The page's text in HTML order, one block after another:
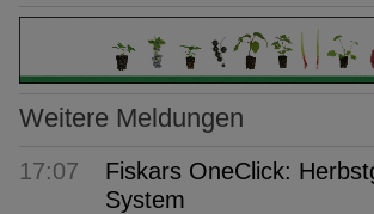
Weitere Meldungen
17:07
Fiskars OneClick:
System